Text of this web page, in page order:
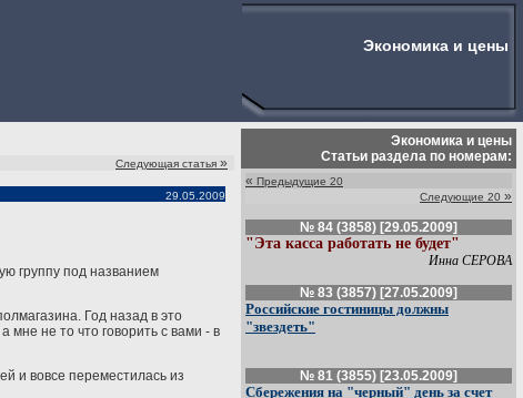
Экономика и цены
Следующая статья »
29.05.2009
группу под названием
Год назад в это
мне не то что говорить с вами - в
и вовсе переместилась из
Экономика и цены
Статьи раздела по номерам:
« Предыдущие 20
Следующие 20 »
№ 84 (3858) [29.05.2009]
"Эта касса работать не будет"
Инна СЕРОВА
№ 83 (3857) [27.05.2009]
Российские гостиницы должны
"звездеть"
№ 81 (3855) [23.05.2009]
Сбережения на "черный" день за счет